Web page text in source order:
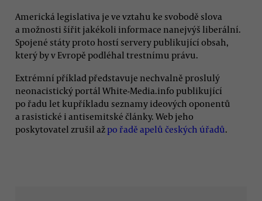
Americká legislativa je ve vztahu ke svobodě slova
a možnosti šířit jakékoli informace nanejvýš liberální.
Spojené státy proto hostí servery publikující obsah,
který by v Evropě podléhal trestnímu právu.
Extrémní příklad představuje nechvalně proslulý
neonacistický portál White-Media.info publikující
po řadu let kupříkladu seznamy ideových oponentů
a rasistické i antisemitské články. Web jeho
poskytovatel zrušil až po řadě apelů českých úřadů.